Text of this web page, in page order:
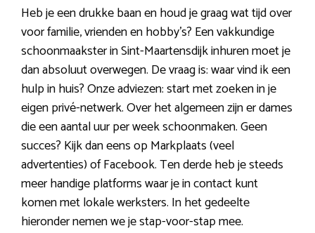
Heb je een drukke baan en houd je graag wat tijd over
voor familie, vrienden en hobby’s? Een vakkundige
schoonmaakster in Sint-Maartensdijk inhuren moet je
dan absoluut overwegen. De vraag is: waar vind ik een
hulp in huis? Onze adviezen: start met zoeken in je
eigen privé-netwerk. Over het algemeen zijn er dames
die een aantal uur per week schoonmaken. Geen
succes? Kijk dan eens op Markplaats (veel
advertenties) of Facebook. Ten derde heb je steeds
meer handige platforms waar je in contact kunt
komen met lokale werksters. In het gedeelte
hieronder nemen we je stap-voor-stap mee.